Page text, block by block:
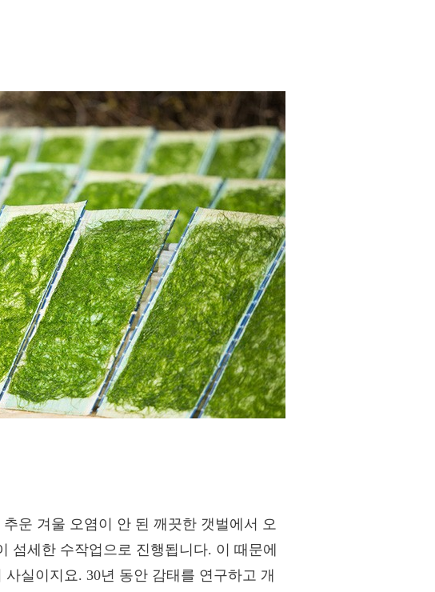
운 겨울 오염이 안 된 깨끗한 갯벌에서 오
섬세한 수작업으로 진행됩니다. 이 때문에
실이지요. 30년 동안 감태를 연구하고 개